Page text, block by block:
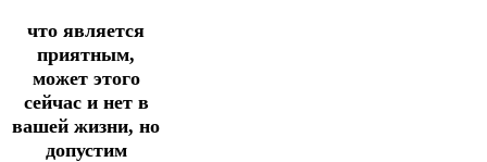
что является
приятным,
может этого
сейчас и нет в
вашей жизни, но
допустим